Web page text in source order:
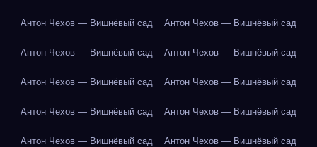
Антон Чехов — Вишнёвый сад Антон Чехов — Вишнёвый сад
Антон Чехов — Вишнёвый сад Антон Чехов — Вишнёвый сад
Антон Чехов — Вишнёвый сад Антон Чехов — Вишнёвый сад
Антон Чехов — Вишнёвый сад Антон Чехов — Вишнёвый сад
Антон Чехов — Вишнёвый сад Антон Чехов — Вишнёвый сад